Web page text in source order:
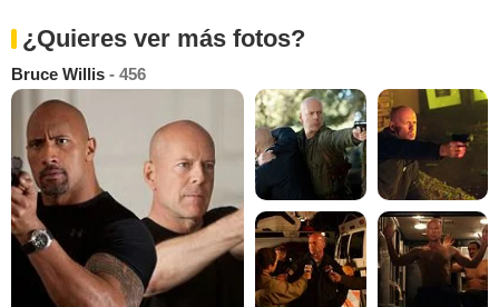
¿Quieres ver más fotos?
Bruce Willis - 456